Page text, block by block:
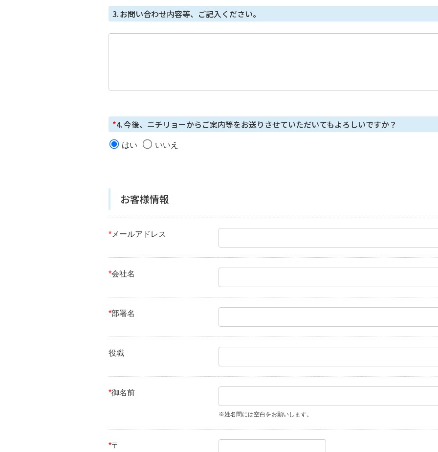
3.お問い合わせ内容等、ご記入ください。
*4.今後、ニチリョーからご案内等をお送りさせていただいてもよろしいですか？
はい いいえ
お客様情報
* メールアドレス
*会社名
*部署名
役職
*御名前
※姓名間には空白をお願いします。
*〒